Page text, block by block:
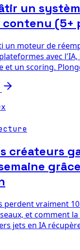
un
contenu (5+
un moteur de
avec l'IA,
et un scoring.
créateurs
perdent vraiment
et comment
jets en IA